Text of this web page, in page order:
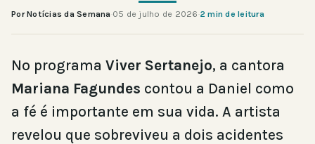
Por Notícias da Semana·05 de julho de 2026·2 min de leitura
No programa Viver Sertanejo, a cantora
Mariana Fagundes contou a Daniel como
a fé é importante em sua vida. A artista
revelou que sobreviveu a dois acidentes